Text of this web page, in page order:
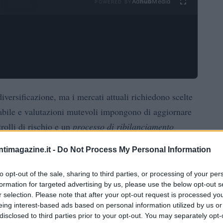
- Do Not Process My Personal Information
opt-out of the sale, sharing to third parties, or processing of your
for targeted advertising by us, please use the below opt-out
selection. Please note that after your opt-out request is processed
interest-based ads based on personal information utilized by us
to third parties prior to your opt-out. You may separately
ma i mercati attuali richiedono scelte
e valutazioni mutevoli impongono di aggiornare
di rischio e un processo di ribilanciamento
del modello, riducendo vulnerabilità operative e
portafoglio 60/40 conETF coreduration modulatae
inflation-linkedcriteri per limitare iltracking
riskpensata per chi effettua prelievi o ha obiettivi